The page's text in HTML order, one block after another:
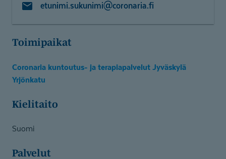
etunimi.sukunimi@coronaria.fi
Toimipaikat
Coronaria kuntoutus- ja terapiapalvelut Jyväskylä
Yrjönkatu
Kielitaito
Suomi
Palvelut